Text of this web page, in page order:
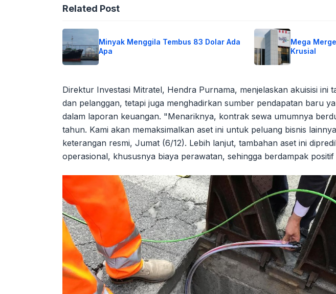
Related Post
Minyak Menggila Tembus 83 Dolar Ada
Apa
Mega
Krusial
Direktur Investasi Mitratel, Hendra Purnama, menjelaskan akuisisi ini
dan pelanggan, tetapi juga menghadirkan sumber pendapatan baru
dalam laporan keuangan. "Menariknya, kontrak sewa umumnya
tahun. Kami akan memaksimalkan aset ini untuk peluang bisnis
keterangan resmi, Jumat (6/12). Lebih lanjut, tambahan aset ini
operasional, khususnya biaya perawatan, sehingga berdampak